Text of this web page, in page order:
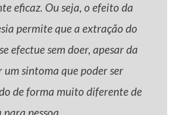
eficaz. Ou seja, o efeito da
permite que a extração do
efectue sem doer, apesar da
um sintoma que poder ser
de forma muito diferente de